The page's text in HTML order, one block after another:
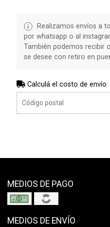
Realizamos envíos a
por whatsapp o al
También podemos recibir
se desee con retiro en
Calculá el costo de envío
MEDIOS DE PAGO
MEDIOS DE ENVÍO